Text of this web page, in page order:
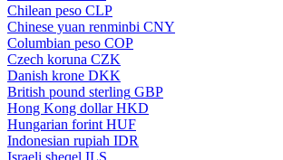
Chilean peso CLP
Chinese yuan renminbi CNY
Columbian peso COP
Czech koruna CZK
Danish krone DKK
British pound sterling GBP
Hong Kong dollar HKD
Hungarian forint HUF
Indonesian rupiah IDR